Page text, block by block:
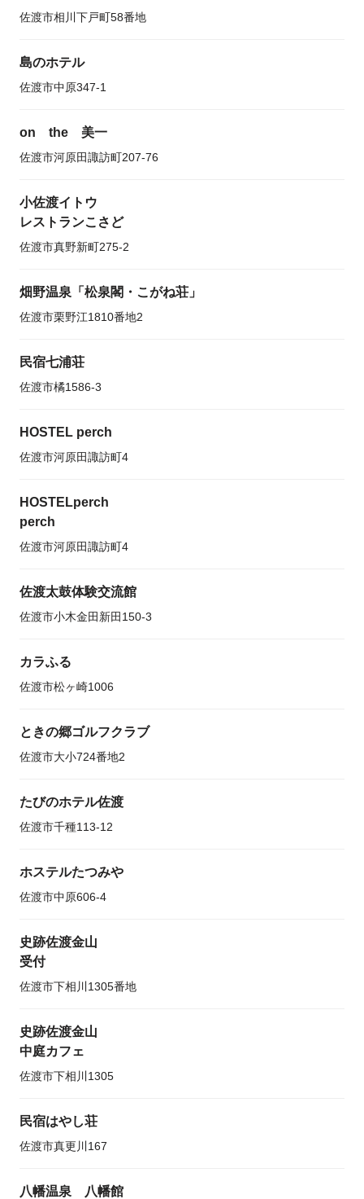
佐渡市相川下戸町58番地
島のホテル
佐渡市中原347-1
on the 美一
佐渡市河原田諏訪町207-76
小佐渡イトウ
レストランこさど
佐渡市真野新町275-2
畑野温泉「松泉閣・こがね荘」
佐渡市栗野江1810番地2
民宿七浦荘
佐渡市橘1586-3
HOSTEL perch
佐渡市河原田諏訪町4
HOSTELperch
perch
佐渡市河原田諏訪町4
佐渡太鼓体験交流館
佐渡市小木金田新田150-3
カラふる
佐渡市松ヶ崎1006
ときの郷ゴルフクラブ
佐渡市大小724番地2
たびのホテル佐渡
佐渡市千種113-12
ホステルたつみや
佐渡市中原606-4
史跡佐渡金山
受付
佐渡市下相川1305番地
史跡佐渡金山
中庭カフェ
佐渡市下相川1305
民宿はやし荘
佐渡市真更川167
八幡温泉 八幡館